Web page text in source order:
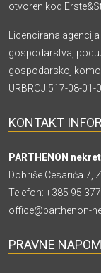
otvoren kod
Licencirana
gospodarstva,
gospodarskoj
URBROJ:517-08-01-
KONTAKT
PARTHENON
Dobriše Cesarića 7,
Telefon: +385 95
office@parthenon-
PRAVNE